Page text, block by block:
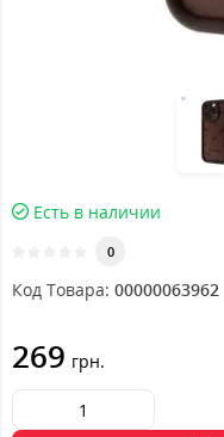
Есть в наличии
0
Код Товара: 00000063962
269 грн.